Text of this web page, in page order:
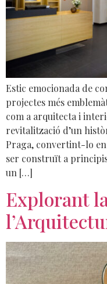
Estic emocionada de
projectes més
com a arquitecta i
revitalització d’un
Praga, convertint-lo
ser construït a principis
un […]
Explorant